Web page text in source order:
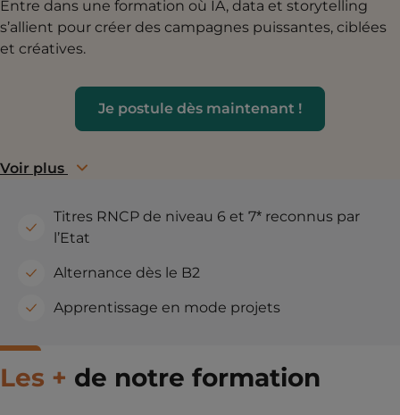
Entre dans une formation où IA, data et storytelling
s’allient pour créer des campagnes puissantes, ciblées
et créatives.
Je postule dès maintenant !
Voir plus
Titres RNCP de niveau 6 et 7* reconnus par
l’Etat
Alternance dès le B2
Apprentissage en mode projets
Les + de notre formation